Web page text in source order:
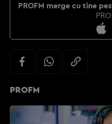
PROFM merge cu tine
PROFM